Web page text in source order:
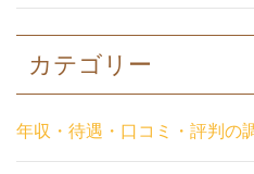
カテゴリー
年収・待遇・口コミ・評判の